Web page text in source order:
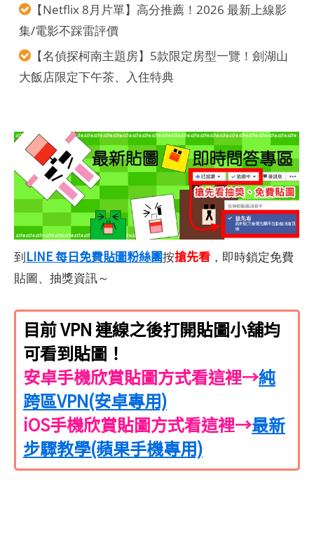
【Netflix 8月片單】高分推薦！2026 最新上線影
集/電影不踩雷評價
【名偵探柯南主題房】5款限定房型一覽！劍湖山
大飯店限定下午茶、入住特典
到LINE 每日免費貼圖粉絲團按搶先看 ，即時鎖定免費
貼圖、抽獎資訊～
目前 VPN 連線之後打開貼圖小舖均
可看到貼圖！
安卓手機欣賞貼圖方式看這裡→純
跨區VPN(安卓專用)
iOS手機欣賞貼圖方式看這裡→最新
步驟教學(蘋果手機專用)